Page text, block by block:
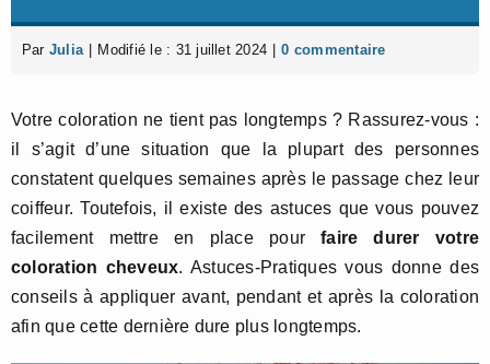
Par Julia Modifié le : 31 juillet 2024 0 commentaire
Votre coloration ne tient pas longtemps ? Rassurez-vous :
il s’agit d’une situation que la plupart des personnes
constatent quelques semaines après le passage chez leur
coiffeur. Toutefois, il existe des astuces que vous pouvez
facilement mettre en place pour faire durer votre
coloration cheveux. Astuces-Pratiques vous donne des
conseils à appliquer avant, pendant et après la coloration
afin que cette dernière dure plus longtemps.